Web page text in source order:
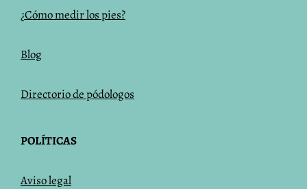
¿Cómo medir los pies?
Blog
Directorio de pódologos
POLÍTICAS
Aviso legal